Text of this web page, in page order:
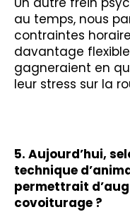
au temps, nous
contraintes
davantage
gagneraient en
leur stress sur la
5. Aujourd’hui,
technique
permettrait
covoiturage ?